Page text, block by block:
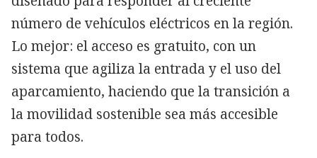
número de vehículos eléctricos en la región.
Lo mejor: el acceso es gratuito, con un
sistema que agiliza la entrada y el uso del
aparcamiento, haciendo que la transición a
la movilidad sostenible sea más accesible
para todos.